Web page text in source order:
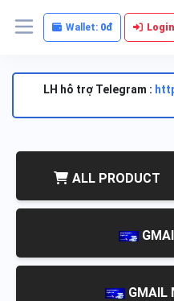
Wallet: 0đ Login
LH hỗ trợ Telegram :
ALL PRODUCT
GMAIL